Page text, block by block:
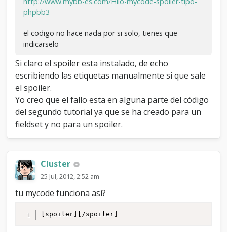
phpbb3
el codigo no hace nada por si solo, tienes que
indicarselo
Si claro el spoiler esta instalado, de echo
escribiendo las etiquetas manualmente si que sale
el spoiler.
Yo creo que el fallo esta en alguna parte del código
del segundo tutorial ya que se ha creado para un
fieldset y no para un spoiler.
Cluster
25 Jul, 2012, 2:52 am
tu mycode funciona asi?
[spoiler][/spoiler]